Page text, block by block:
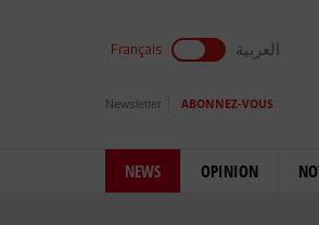
Français العربية
Newsletter ABONNEZ-VOUS
NEWS OPINION